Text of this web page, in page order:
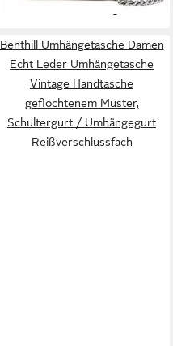
lieferbar - in 2-3 Werktagen bei dir
Benthill Umhängetasche Damen
Echt Leder Umhängetasche
Vintage Handtasche
geflochtenem Muster,
Schultergurt / Umhängegurt
Reißverschlussfach